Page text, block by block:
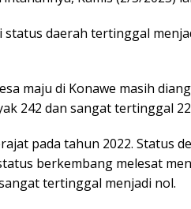
status daerah tertinggal
maju di Konawe masih
242 dan sangat tertinggal
pada tahun 2022. Status
berkembang melesat
tertinggal menjadi nol.